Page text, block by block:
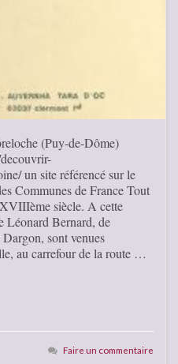
(Puy-de-Dôme)
un site référencé sur le
Communes de France Tout
siècle. A cette
Léonard Bernard, de
sont venues
au carrefour de la route …
Faire un commentaire